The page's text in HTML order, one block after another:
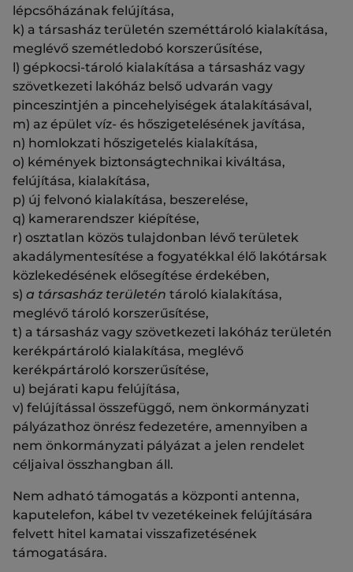
lépcsőházának felújítása,
k) a társasház területén szeméttároló kialakítása,
meglévő szemétledobó korszerűsítése,
l) gépkocsi-tároló kialakítása a társasház vagy
szövetkezeti lakóház belső udvarán vagy
pinceszintjén a pincehelyiségek átalakításával,
m) az épület víz- és hőszigetelésének javítása,
n) homlokzati hőszigetelés kialakítása,
o) kémények biztonságtechnikai kiváltása,
felújítása, kialakítása,
p) új felvonó kialakítása, beszerelése,
q) kamerarendszer kiépítése,
r) osztatlan közös tulajdonban lévő területek
akadálymentesítése a fogyatékkal élő lakótársak
közlekedésének elősegítése érdekében,
s) a társasház területén tároló kialakítása,
meglévő tároló korszerűsítése,
t) a társasház vagy szövetkezeti lakóház területén
kerékpártároló kialakítása, meglévő
kerékpártároló korszerűsítése,
u) bejárati kapu felújítása,
v) felújítással összefüggő, nem önkormányzati
pályázathoz önrész fedezetére, amennyiben a
nem önkormányzati pályázat a jelen rendelet
céljaival összhangban áll.
Nem adható támogatás a központi antenna,
kaputelefon, kábel tv vezetékeinek felújítására
felvett hitel kamatai visszafizetésének
támogatására.